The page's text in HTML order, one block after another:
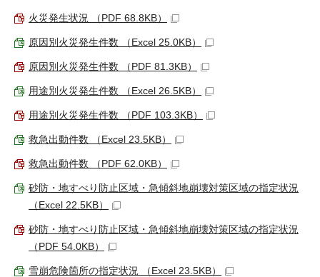
火災発生状況 （PDF 68.8KB）
原因別火災発生件数 （Excel 25.0KB）
原因別火災発生件数 （PDF 81.3KB）
用途別火災発生件数 （Excel 26.5KB）
用途別火災発生件数 （PDF 103.3KB）
救急出動件数 （Excel 23.5KB）
救急出動件数 （PDF 62.0KB）
砂防・地すべり防止区域・急傾斜地崩壊対策区域の指定状況
（Excel 22.5KB）
砂防・地すべり防止区域・急傾斜地崩壊対策区域の指定状況
（PDF 54.0KB）
雪崩危険箇所の指定状況 （Excel 23.5KB）